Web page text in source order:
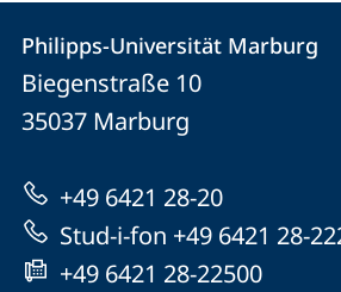
Kontakt
und
Informationen
zur
Website
Kontaktinformationen
Philipps-
Universität
Philipps-Universität Marburg
Biegenstraße 10
35037 Marburg
+49 6421 28-20
Stud-i-fon +49 6421 28-
+49 6421 28-22500